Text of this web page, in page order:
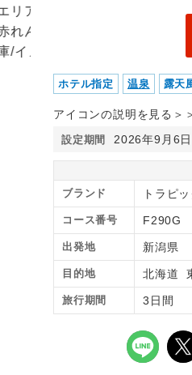
ホテル指定 温泉 露天
アイコンの説明を見る＞
設定期間 2026年9月6
ブランド トラピ
コース番号 F290G
出発地 新潟県
目的地 北海道
旅行期間 3日間